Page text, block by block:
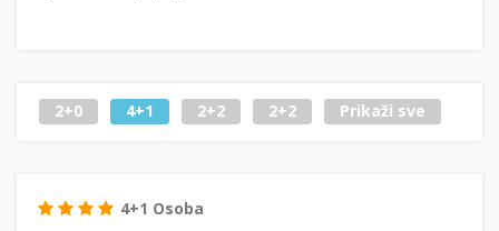
2+0 4+1 2+2 2+2 Prikaži sve
4+1 Osoba